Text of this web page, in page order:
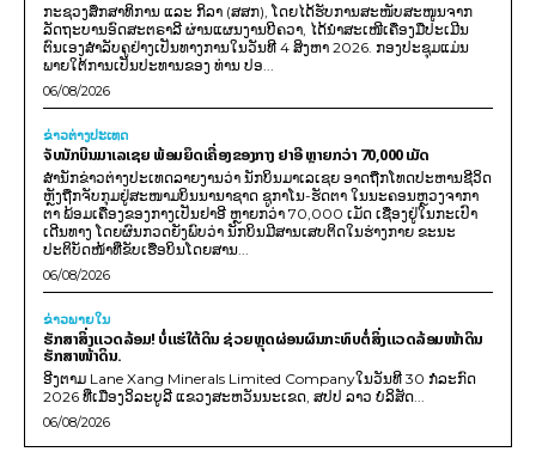
ກະຊວງສຶກສາທິການ ແລະ ກິລາ (ສສກ), ໂດຍໄດ້ຮັບການສະໜັບສະໜູນຈາກ
ລັດຖະບານອົດສະຕຣາລີ ຜ່ານແຜນງານບີຄວາ, ໄດ້ນຳສະເໜີເຄື່ອງມືປະເມີນ
ຕົນເອງສຳລັບຄູຢ່າງເປັນທາງການໃນວັນທີ 4 ສິງຫາ 2026. ກອງປະຊຸມແມ່ນ
ພາຍໃຕ້ການເປັນປະທານຂອງ ທ່ານ ປອ...
06/08/2026
ຂ່າວຕ່າງປະເທດ
ຈັບນັກບິນມາເລເຊຍ ພ້ອມຍຶດເຄື່ອງຂອງກາງ ຢາອີ ຫຼາຍກວ່າ 70,000 ເມັດ
ສຳນັກຂ່າວຕ່າງປະເທດລາຍງານວ່າ ນັກບິນມາເລເຊຍ ອາດຖືກໂທດປະຫານຊີວິດ
ຫຼັງຖືກຈັບກຸມຢູ່ສະໜາມບິນນານາຊາດ ຊູກາໂນ-ຮັດຕາ ໃນນະຄອນຫຼວງຈາກາ
ຕາ ພ້ອມເຄື່ອງຂອງກາງເປັນຢາອີ ຫຼາຍກວ່າ 70,000 ເມັດ ເຊື່ອງຢູ່ໃນກະເປົາ
ເດີນທາງ ໂດຍຜົນກວດຍັງພົບວ່າ ນັກບິນມີສານເສບຕິດໃນຮ່າງກາຍ ຂະນະ
ປະຕິບັດໜ້າທີ່ຂັບເຮືອບິນໂດຍສານ...
06/08/2026
ຂ່າວພາຍ​ໃນ
ຮັກສາສິ່ງແວດລ້ອມ! ບໍ່ແຮ່ໃຕ້ດິນ ຊ່ວຍຫຼຸດຜ່ອນຜົນກະທົບຕໍ່ສິ່ງແວດລ້ອມໜ້າດິນ
ຮັກສາໜ້າດິນ.
ອີງຕາມ Lane Xang Minerals Limited Companyໃນວັນທີ 30 ກໍລະກົດ
2026 ທີ່ເມືອງວິລະບູລີ ແຂວງສະຫວັນນະເຂດ, ສປປ ລາວ ບໍລິສັດ...
06/08/2026